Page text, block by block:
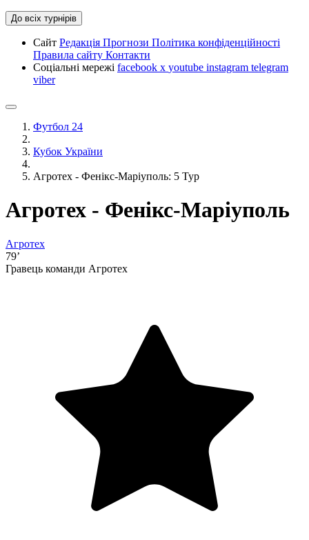
До всіх турнірів
Сайт Редакція Прогнози Політика конфіденційності
Правила сайту Контакти
Соціальні мережі facebook x youtube instagram telegram
viber
Футбол 24
Кубок України
Агротех - Фенікс-Маріуполь: 5 Тур
Агротех - Фенікс-Маріуполь
Агротех
79’
Гравець команди Агротех